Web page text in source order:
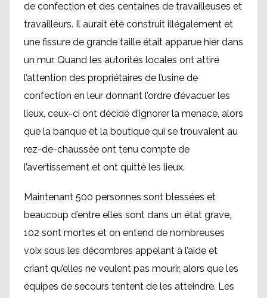
de confection et des centaines de travailleuses et
travailleurs. Il aurait été construit illégalement et
une fissure de grande taille était apparue hier dans
un mur. Quand les autorités locales ont attiré
l’attention des propriétaires de l’usine de
confection en leur donnant l’ordre d’évacuer les
lieux, ceux-ci ont décidé d’ignorer la menace, alors
que la banque et la boutique qui se trouvaient au
rez-de-chaussée ont tenu compte de
l’avertissement et ont quitté les lieux.
Maintenant 500 personnes sont blessées et
beaucoup d’entre elles sont dans un état grave,
102 sont mortes et on entend de nombreuses
voix sous les décombres appelant à l’aide et
criant qu’elles ne veulent pas mourir, alors que les
équipes de secours tentent de les atteindre. Les